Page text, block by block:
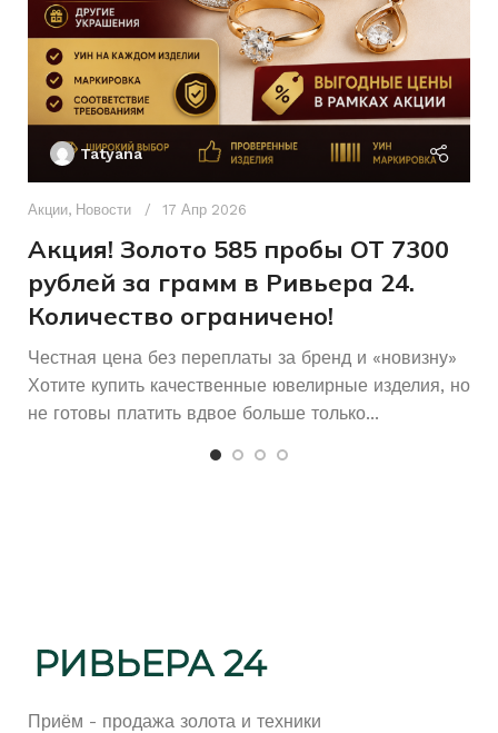
ДЛЯ КОГО Женщинам
КОЛИЧЕСТВО КАМНЕЙ
Tatyana
Акции, Новости 17 Апр 2026
Акция! Золото 585 пробы ОТ 7300
рублей за грамм в Ривьера 24.
Количество ограничено!
Честная цена без переплаты за бренд и «новизну»
Хотите купить качественные ювелирные изделия, но
не готовы платить вдвое больше только...
Приём - продажа золота и техники